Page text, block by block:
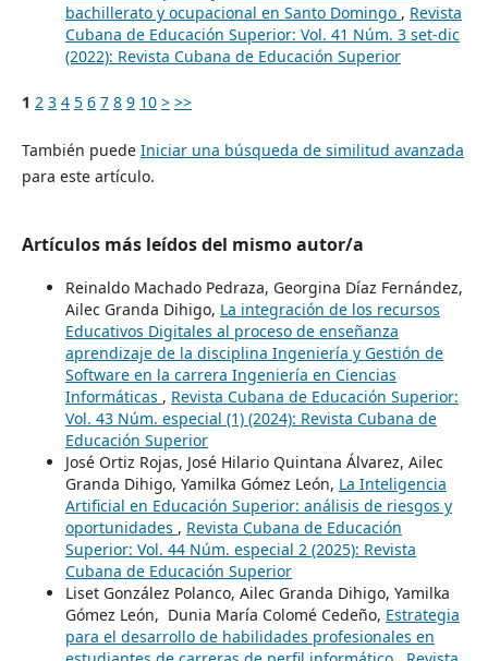
bachillerato y ocupacional en Santo Domingo , Revista
Cubana de Educación Superior: Vol. 41 Núm. 3 set-dic
(2022): Revista Cubana de Educación Superior
1 2 3 4 5 6 7 8 9 10 > >>
También puede Iniciar una búsqueda de similitud avanzada
para este artículo.
Artículos más leídos del mismo autor/a
Reinaldo Machado Pedraza, Georgina Díaz Fernández,
Ailec Granda Dihigo, La integración de los recursos
Educativos Digitales al proceso de enseñanza
aprendizaje de la disciplina Ingeniería y Gestión de
Software en la carrera Ingeniería en Ciencias
Informáticas , Revista Cubana de Educación Superior:
Vol. 43 Núm. especial (1) (2024): Revista Cubana de
Educación Superior
José Ortiz Rojas, José Hilario Quintana Álvarez, Ailec
Granda Dihigo, Yamilka Gómez León, La Inteligencia
Artificial en Educación Superior: análisis de riesgos y
oportunidades , Revista Cubana de Educación
Superior: Vol. 44 Núm. especial 2 (2025): Revista
Cubana de Educación Superior
Liset González Polanco, Ailec Granda Dihigo, Yamilka
Gómez León, Dunia María Colomé Cedeño, Estrategia
para el desarrollo de habilidades profesionales en